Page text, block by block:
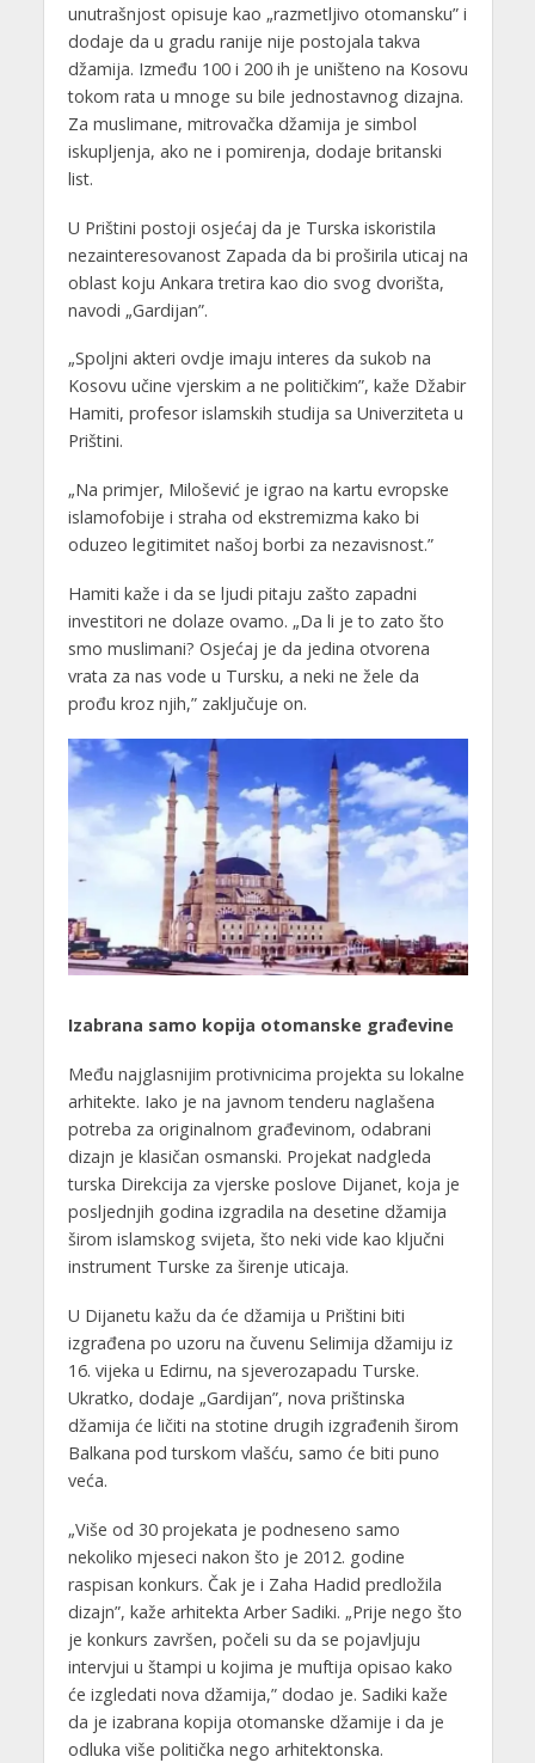
unutrašnjost opisuje kao „razmetljivo otomansku” i
dodaje da u gradu ranije nije postojala takva
džamija. Između 100 i 200 ih je uništeno na Kosovu
tokom rata u mnoge su bile jednostavnog dizajna.
Za muslimane, mitrovačka džamija je simbol
iskupljenja, ako ne i pomirenja, dodaje britanski
list.
U Prištini postoji osjećaj da je Turska iskoristila
nezainteresovanost Zapada da bi proširila uticaj na
oblast koju Ankara tretira kao dio svog dvorišta,
navodi „Gardijan”.
„Spoljni akteri ovdje imaju interes da sukob na
Kosovu učine vjerskim a ne političkim”, kaže Džabir
Hamiti, profesor islamskih studija sa Univerziteta u
Prištini.
„Na primjer, Milošević je igrao na kartu evropske
islamofobije i straha od ekstremizma kako bi
oduzeo legitimitet našoj borbi za nezavisnost.”
Hamiti kaže i da se ljudi pitaju zašto zapadni
investitori ne dolaze ovamo. „Da li je to zato što
smo muslimani? Osjećaj je da jedina otvorena
vrata za nas vode u Tursku, a neki ne žele da
prođu kroz njih,” zaključuje on.
Izabrana samo kopija otomanske građevine
Među najglasnijim protivnicima projekta su lokalne
arhitekte. Iako je na javnom tenderu naglašena
potreba za originalnom građevinom, odabrani
dizajn je klasičan osmanski. Projekat nadgleda
turska Direkcija za vjerske poslove Dijanet, koja je
posljednjih godina izgradila na desetine džamija
širom islamskog svijeta, što neki vide kao ključni
instrument Turske za širenje uticaja.
U Dijanetu kažu da će džamija u Prištini biti
izgrađena po uzoru na čuvenu Selimija džamiju iz
16. vijeka u Edirnu, na sjeverozapadu Turske.
Ukratko, dodaje „Gardijan”, nova prištinska
džamija će ličiti na stotine drugih izgrađenih širom
Balkana pod turskom vlašću, samo će biti puno
veća.
„Više od 30 projekata je podneseno samo
nekoliko mjeseci nakon što je 2012. godine
raspisan konkurs. Čak je i Zaha Hadid predložila
dizajn”, kaže arhitekta Arber Sadiki. „Prije nego što
je konkurs završen, počeli su da se pojavljuju
intervjui u štampi u kojima je muftija opisao kako
će izgledati nova džamija,” dodao je. Sadiki kaže
da je izabrana kopija otomanske džamije i da je
odluka više politička nego arhitektonska.